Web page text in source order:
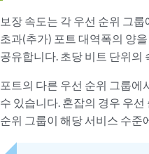
보장 속도는 각 우선 순위 그
초과(추가) 포트 대역폭의 양
공유합니다. 초당 비트 단위의
포트의 다른 우선 순위 그룹에
수 있습니다. 혼잡의 경우 우
순위 그룹이 해당 서비스 수준